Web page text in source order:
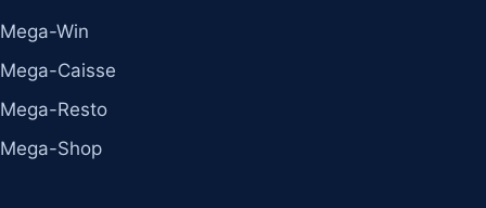
Mega-Win
Mega-Caisse
Mega-Resto
Mega-Shop